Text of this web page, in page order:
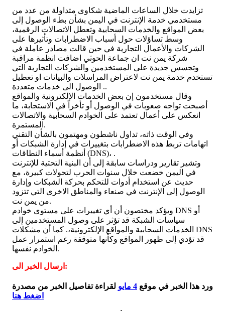
تزايدت خلال الساعات الماضية شكاوى متداولة من عدد من
مستخدمي خدمة الإنترنت في اليمن بشأن بطء الوصول إلى
بعض المواقع والخدمات السحابية وتعطل الاتصالات الرقمية،
وسط تساؤلات حول أسباب الاضطرابات وتأثيرها على
الشركات والأعمال التجارية في حين قالت مصادر عاملة في
شركة يمن نت ان جماعة الحوثي اضافت انظمة مراقبة
وتجسس جديدة على المستخدمين والشركات التجارية التي
تستخدم خدمة يمن نت لاعتراض المراسلات والبيانات او تعطيل
الوصول الى خدمات متعددة ..
وقال مستخدمون إن بعض الخدمات الإلكترونية والمواقع
أصبحت تواجه صعوبات في الوصول أو تأخراً في الاستجابة، ما
انعكس على أعمال تعتمد على الخوادم السحابية والاتصالات
المستمرة.
وفي الوقت ذاته، تداول ناشطون ومهتمون بالشأن التقني
اتهامات تربط هذه الاضطرابات بتغييرات في إدارة الشبكات أو
أنظمة أسماء النطاقات (DNS)، .
وتشير تقارير ودراسات سابقة إلى أن البنية التحتية للإنترنت
في اليمن خضعت خلال سنوات الحرب لتحولات كبيرة، مع
حديث عن استخدام أدوات للتحكم بحركة الشبكات وإدارة
الوصول إلى الإنترنت في صنعاء والمناطق الاخرى التي تتزود
من يمن نت.
ويؤكد مختصون أن أي تغييرات على مستوى خوادم DNS أو
سياسات الشبكة قد تؤثر على وصول المستخدمين إلى
الخدمات السحابية والمواقع الإلكترونية،. كما أن مشكلات DNS
قد تؤدي إلى ظهور المواقع وكأنها متوقفة رغم استمرار عمل
الخوادم نفسها.
ارسال الخبر الى:
ورد هذا الخبر في موقع 4 مايو
لقراءة تفاصيل الخبر من مصدرة
اضغط هنا